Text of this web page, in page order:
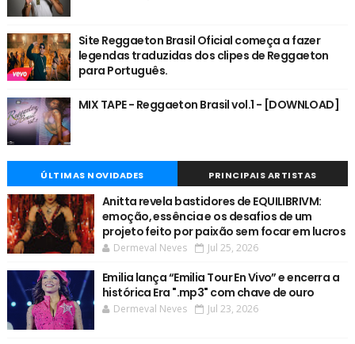
Site Reggaeton Brasil Oficial começa a fazer
legendas traduzidas dos clipes de Reggaeton
para Português.
MIX TAPE - Reggaeton Brasil vol.1 - [DOWNLOAD]
ÚLTIMAS NOVIDADES PRINCIPAIS ARTISTAS
Anitta revela bastidores de EQUILIBRIVM:
emoção, essência e os desafios de um
projeto feito por paixão sem focar em lucros
Dermeval Neves Jul 25, 2026
Emilia lança “Emilia Tour En Vivo” e encerra a
histórica Era ".mp3" com chave de ouro
Dermeval Neves Jul 23, 2026